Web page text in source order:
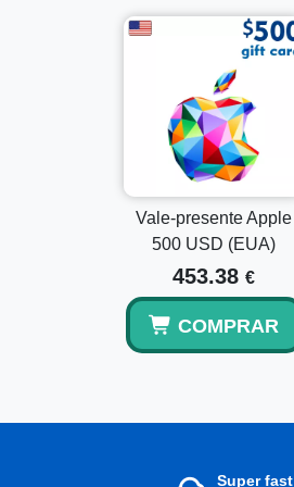
Vale-presente Apple
500 USD (EUA)
453.38 €
COMPRAR
Super fast